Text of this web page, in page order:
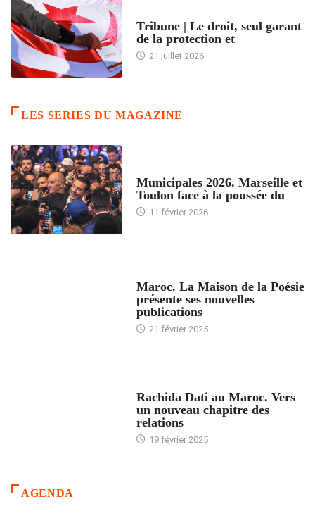
Tribune | Le droit, seul garant
de la protection et
21 juillet 2026
LES SERIES DU MAGAZINE
Municipales 2026. Marseille et
Toulon face à la poussée du
11 février 2026
Maroc. La Maison de la Poésie
présente ses nouvelles
publications
21 février 2025
Rachida Dati au Maroc. Vers
un nouveau chapitre des
relations
19 février 2025
AGENDA